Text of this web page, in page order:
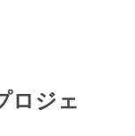
ロジェ